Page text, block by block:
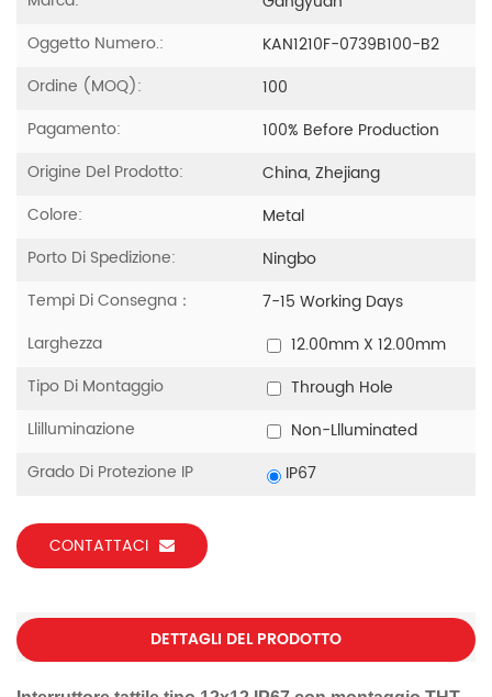
Oggetto Numero.:
KAN1210F-0739B100-B2
Ordine (MOQ):
100
Pagamento:
100% Before Production
Origine Del Prodotto:
China, Zhejiang
Colore:
Metal
Porto Di Spedizione:
Ningbo
Tempi Di Consegna：
7-15 Working Days
Larghezza
12.00mm X 12.00mm
Tipo Di Montaggio
Through Hole
Llilluminazione
Non-Llluminated
Grado Di Protezione IP
IP67
CONTATTACI
DETTAGLI DEL PRODOTTO